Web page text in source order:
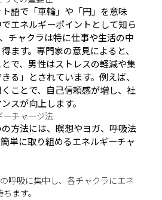
語で「車輪」や「円」を意味
エネルギーポイントとして知ら
チャクラは特に仕事や生活の中
ます。専門家の意見によると、
で、男性はストレスの軽減や集
る」とされています。例えば、
ことで、自己信頼感が増し、社
スが向上します。
チャージ法
方法には、瞑想やヨガ、呼吸法
単に取り組めるエネルギーチャ
呼吸に集中し、各チャクラにエネ
ます。